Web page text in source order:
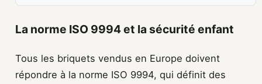
La norme ISO 9994 et la sécurité enfant
Tous les briquets vendus en Europe doivent
répondre à la norme ISO 9994, qui définit des